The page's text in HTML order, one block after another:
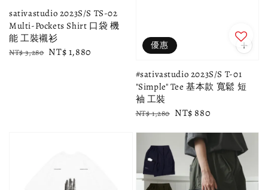
sativastudio 2023S/S TS-02
Multi-Pockets Shirt 口袋 機
能 工裝襯衫
Regular
NT$ 3,280 Sale
NT$ 1,880
優惠
#sativastudio 2023S/S T-01
"Simple" Tee 基本款 寬鬆 短
袖 工裝
Regular
NT$ 1,280 Sale
NT$ 880